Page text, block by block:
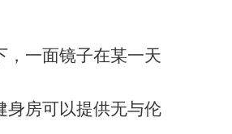
，一面镜子在某一天
身房可以提供无与伦